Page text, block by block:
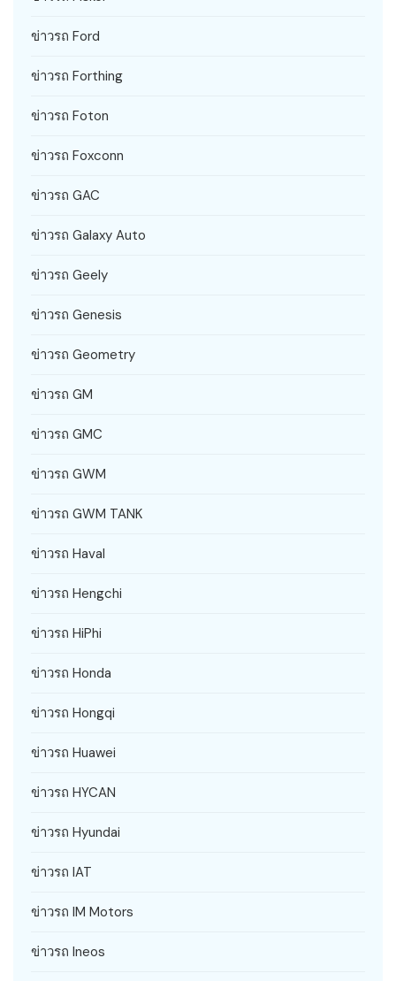
ข่าวรถ Ford
ข่าวรถ Forthing
ข่าวรถ Foton
ข่าวรถ Foxconn
ข่าวรถ GAC
ข่าวรถ Galaxy Auto
ข่าวรถ Geely
ข่าวรถ Genesis
ข่าวรถ Geometry
ข่าวรถ GM
ข่าวรถ GMC
ข่าวรถ GWM
ข่าวรถ GWM TANK
ข่าวรถ Haval
ข่าวรถ Hengchi
ข่าวรถ HiPhi
ข่าวรถ Honda
ข่าวรถ Hongqi
ข่าวรถ Huawei
ข่าวรถ HYCAN
ข่าวรถ Hyundai
ข่าวรถ IAT
ข่าวรถ IM Motors
ข่าวรถ Ineos